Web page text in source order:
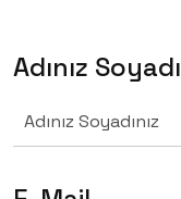
Adınız